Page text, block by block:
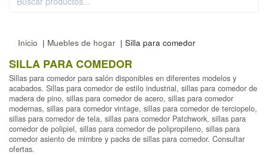
Inicio | Muebles de hogar | Silla para comedor
SILLA PARA COMEDOR
Sillas para comedor para salón disponibles en diferentes modelos y
acabados. Sillas para comedor de estilo industrial, sillas para comedor de
madera de pino, sillas para comedor de acero, sillas para comedor
modernas, sillas para comedor vintage, sillas para comedor de terciopelo,
sillas para comedor de tela, sillas para comedor Patchwork, sillas para
comedor de polipiel, sillas para comedor de polipropileno, sillas para
comedor asiento de mimbre y packs de sillas para comedor. Consultar
ofertas.